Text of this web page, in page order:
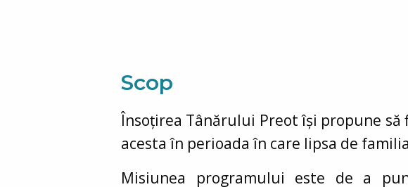
Scop
Însoțirea Tânărului Preot își propune
acesta în perioada în care lipsa de
Misiunea programului este de a